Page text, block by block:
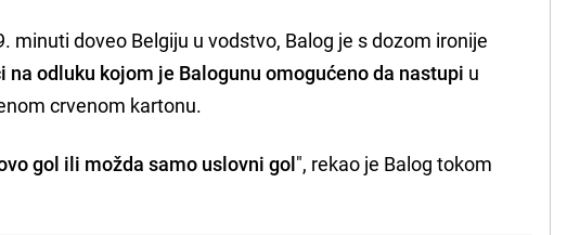
minuti doveo Belgiju u vodstvo, Balog je s dozom ironije
na odluku kojom je Balogunu omogućeno da nastupi u
crvenom kartonu.
gol ili možda samo uslovni gol", rekao je Balog tokom